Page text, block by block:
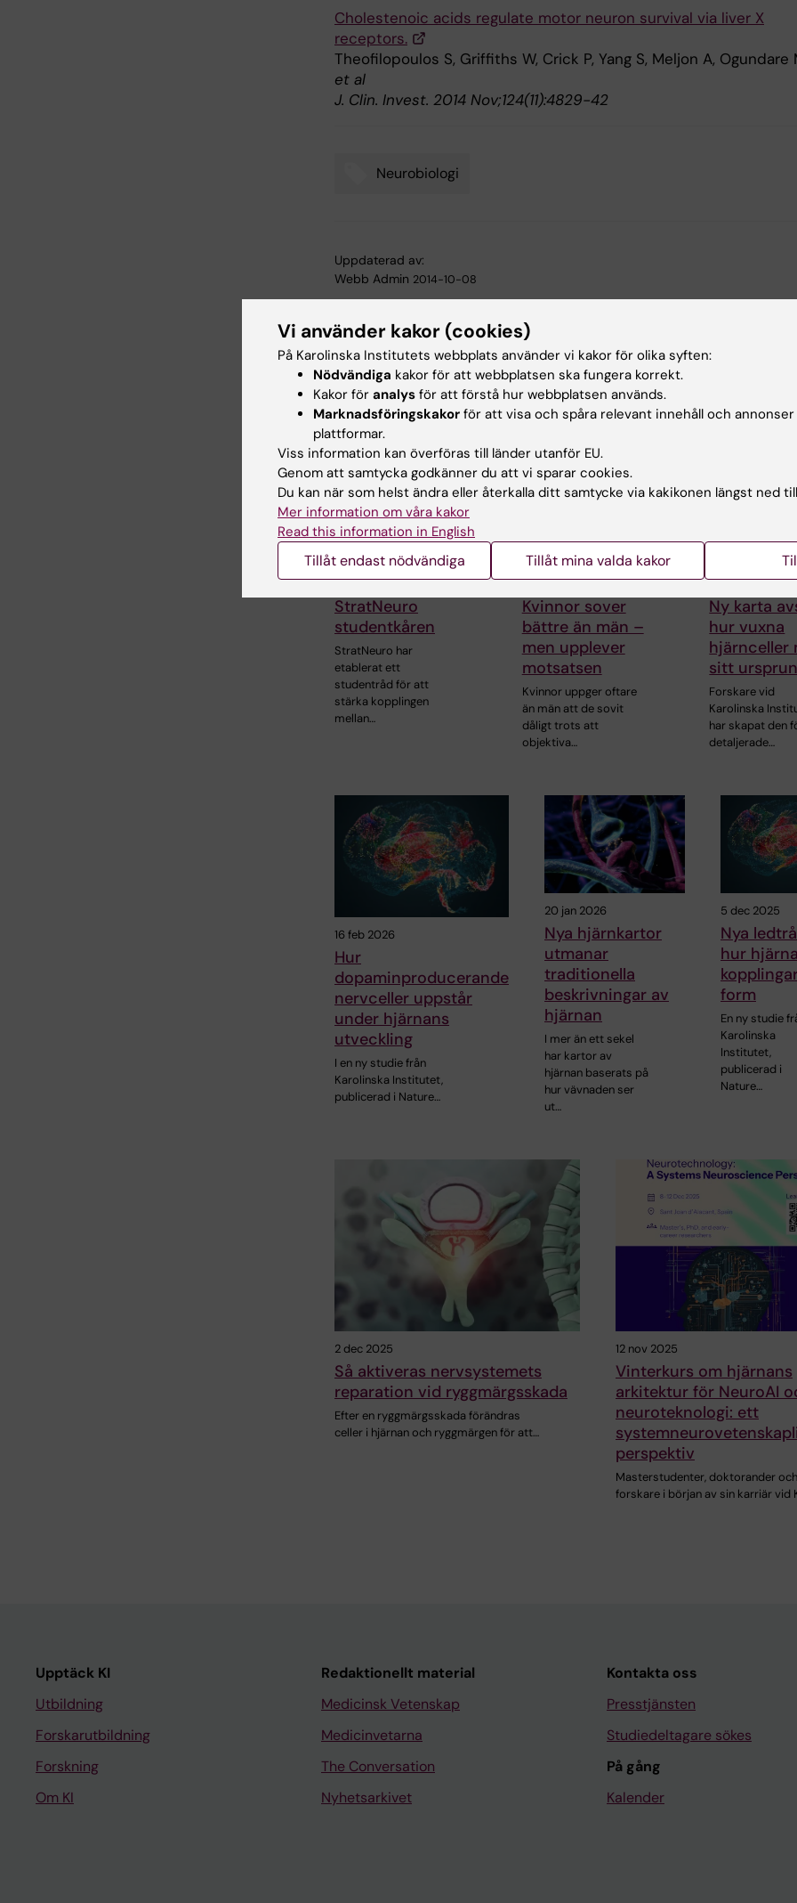
Cholestenoic acids regulate motor neuron survival via liver X
receptors.
Theofilopoulos S, Griffiths W, Crick P, Yang S, Meljon A, Ogundare
et al
J. Clin. Invest. 2014 Nov;124(11):4829-42
Neurobiologi
Uppdaterad av:
Webb Admin 2014-10-08
Relaterade artiklar
1 jul 2026
StratNeuro
studentkåren
StratNeuro har
etablerat ett
studentråd för att
stärka kopplingen
mellan…
16 jun 2026
Kvinnor sover
bättre än män –
men upplever
motsatsen
Kvinnor uppger oftare
än män att de sovit
dåligt trots att
objektiva…
19 mar 2026
Ny karta
hur vuxna
hjärnceller
sitt
Forskare vid
Karolinska
har skapat den
detaljerade…
16 feb 2026
Hur
dopaminproducerande
nervceller uppstår
under hjärnans
utveckling
I en ny studie från
Karolinska Institutet,
publicerad i Nature…
20 jan 2026
Nya hjärnkartor
utmanar
traditionella
beskrivningar av
hjärnan
I mer än ett sekel
har kartor av
hjärnan baserats på
hur vävnaden ser
ut…
5 dec 2025
Nya
hur
form
En ny studie
Karolinska
Institutet,
publicerad i
Nature…
2 dec 2025
Så aktiveras nervsystemets
reparation vid ryggmärgsskada
Efter en ryggmärgsskada förändras
celler i hjärnan och ryggmärgen för att…
12 nov 2025
Vinterkurs om hjärnans
arkitektur för NeuroAI
neuroteknologi: ett
perspektiv
Masterstudenter, doktorander och
forskare i början av sin karriär vid
Upptäck KI
Utbildning
Forskarutbildning
Forskning
Om KI
Redaktionellt material
Medicinsk Vetenskap
Medicinvetarna
The Conversation
Nyhetsarkivet
Kontakta oss
Presstjänsten
Studiedeltagare sökes
På gång
Kalender
Vi använder kakor (cookies)
På Karolinska Institutets webbplats använder vi kakor för olika syften:
Nödvändiga kakor för att webbplatsen ska fungera korrekt.
Kakor för analys för att förstå hur webbplatsen används.
Marknadsföringskakor för att visa och spåra relevant innehåll och
plattformar.
Viss information kan överföras till länder utanför EU.
Genom att samtycka godkänner du att vi sparar cookies.
Du kan när som helst ändra eller återkalla ditt samtycke via kakikonen längst ned
Mer information om våra kakor
Read this information in English
Tillåt endast nödvändiga Tillåt mina valda kakor